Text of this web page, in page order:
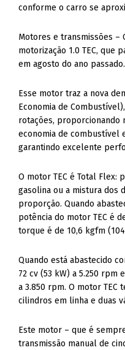
conforme o carro se
Motores e transmissões –
motorização 1.0 TEC, que
em agosto do ano passado.
Esse motor traz a nova
Economia de
rotações, proporcionando
economia de combustível
garantindo excelente
O motor TEC é Total Flex:
gasolina ou a mistura dos
proporção. Quando
potência do motor TEC é
torque é de 10,6 kgfm
Quando está abastecido
72 cv (53 kW) a 5.250 rpm
a 3.850 rpm. O motor TEC
cilindros em linha e duas
Este motor – que é
transmissão manual de